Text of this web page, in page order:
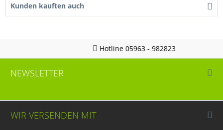
Kunden kauften auch
Hotline 05963 - 982823
NEWSLETTER
WIR VERSENDEN MIT